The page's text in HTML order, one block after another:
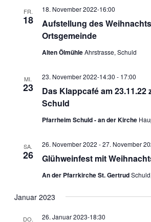
FR.
18
Aufstellung des
Ortsgemeinde
18. November 2022-16:00
Alten ÖlmühleAhrstrasse, Schuld
MI.
23
Das Klappcafé am 23.11.22
Schuld
23. November 2022-14:30 - 17:00
Pfarrheim Schuld - an der Kirche
SA.
26 Glühweinfest mit
26. November 2022 -27. November
An der Pfarrkirche St. Gertrud
Januar 2023
DO. 26. Januar 2023-18:30